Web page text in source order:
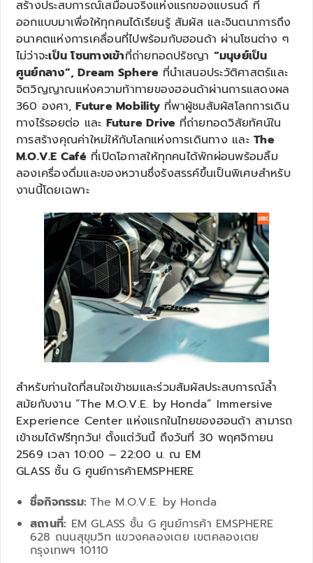
สร้างประสบการณ์เสมือนจริงแห่งแรกของแบรนด์ ที่
ออกแบบมาเพื่อให้ทุกคนได้เรียนรู้ สัมผัส และจินตนาการถึง
อนาคตแห่งการเคลื่อนที่ไปพร้อมกับฮอนด้า ผ่านโซนต่าง ๆ
ไม่ว่าจะเป็น โซนทางเข้าที่ถ่ายทอดปรัชญา “มนุษย์เป็น
ศูนย์กลาง”, Dream Sphere ที่นำเสนอประวัติศาสตร์และ
จิตวิญญาณแห่งความท้าทายของฮอนด้าผ่านการแสดงผล
360 องศา,Future Mobility ที่พาผู้ชมสัมผัสโลกการเดิน
ทางไร้รอยต่อ และ Future Drive ที่ถ่ายทอดวิสัยทัศน์ใน
การสร้างคุณค่าใหม่ให้กับโลกแห่งการเดินทาง และThe
M.O.V.E Caféที่เปิดโอกาสให้ทุกคนได้พักผ่อนพร้อมลิ้ม
ลองเครื่องดื่มและของหวานซึ่งรังสรรค์ขึ้นเป็นพิเศษสำหรับ
งานนี้โดยเฉพาะ
สำหรับท่านใดที่สนใจเข้าชมและร่วมสัมผัสประสบการณ์ล้ำ
สมัยกับงาน “The M.O.V.E. by Honda” Immersive
Experience Center แห่งแรกในไทยของฮอนด้า สามารถ
เข้าชมได้ฟรีทุกวัน! ตั้งแต่วันนี้ ถึงวันที่ 30 พฤศจิกายน
2569 เวลา 10:00 – 22:00 น. ณ EM
GLASS ชั้น G ศูนย์การค้าEMSPHERE
ชื่อกิจกรรม:The M.O.V.E. by Honda
สถานที่: EM GLASS ชั้น G ศูนย์การค้า EMSPHERE
628 ถนนสุขุมวิท แขวงคลองเตย เขตคลองเตย
กรุงเทพฯ 10110